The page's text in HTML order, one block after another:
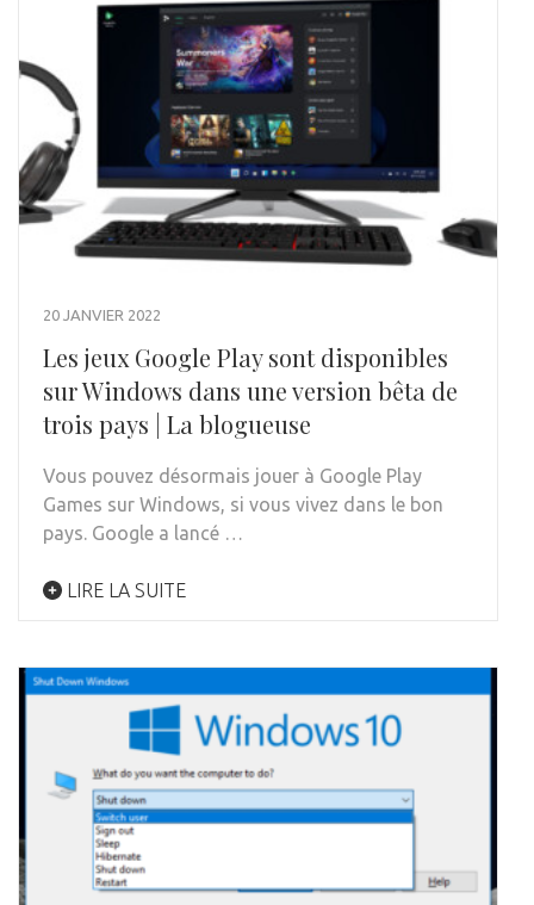
20 JANVIER 2022
Les jeux Google Play sont disponibles
sur Windows dans une version bêta de
trois pays | La blogueuse
Vous pouvez désormais jouer à Google Play
Games sur Windows, si vous vivez dans le bon
pays. Google a lancé …
LIRE LA SUITE